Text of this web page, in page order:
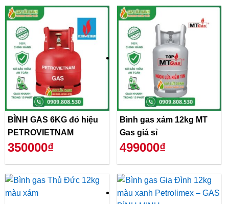
BÌNH GAS 6KG đỏ hiệu
PETROVIETNAM
350000₫
Bình gas xám 12kg MT
Gas giá sỉ
499000₫